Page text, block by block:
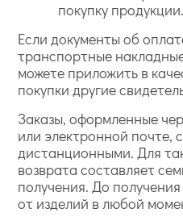
покупку продукции.
Если документы об
транспортные
можете приложить в
покупки другие
Заказы, оформленные
или электронной почте,
дистанционными. Для
возврата составляет
получения. До
от изделий в любой